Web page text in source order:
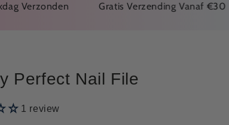
Gratis Verzending Vanaf €30
Perfect Nail File
1 review